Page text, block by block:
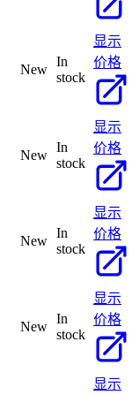
New
In
stock
显示
价格
New
In
stock
显示
价格
New
In
stock
显示
价格
New
In
stock
显示
价格
显示